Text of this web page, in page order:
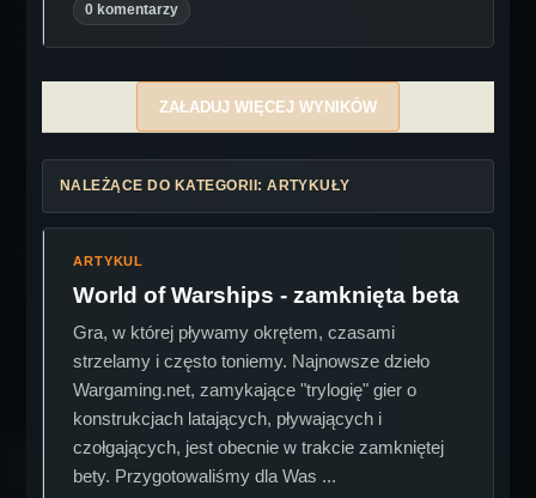
0 komentarzy
ZAŁADUJ WIĘCEJ WYNIKÓW
NALEŻĄCE DO KATEGORII: ARTYKUŁY
ARTYKUL
World of Warships - zamknięta beta
Gra, w której pływamy okrętem, czasami
strzelamy i często toniemy. Najnowsze dzieło
Wargaming.net, zamykające "trylogię" gier o
konstrukcjach latających, pływających i
czołgających, jest obecnie w trakcie zamkniętej
bety. Przygotowaliśmy dla Was ...